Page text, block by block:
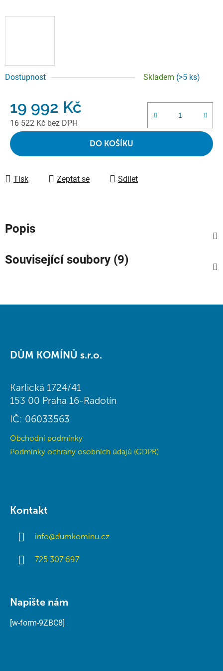
Dostupnost Skladem (>5 ks)
19 992 Kč
16 522 Kč bez DPH
Měrná cena:
DO KOŠÍKU
Tisk Zeptat se Sdílet
Popis
Související soubory (9)
DŮM KOMÍNŮ s.r.o.
Karlická 1724/41
153 00 Praha 16-Radotín
IČ: 06033563
Obchodní podmínky
Podmínky ochrany osobních údajů (GDPR)
Kontakt
info@dumkominu.cz
725 307 697
Napište nám
[w-form-9ZBC8]